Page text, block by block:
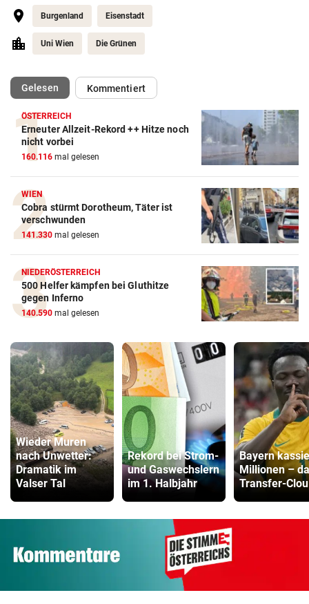
Burgenland Eisenstadt
Uni Wien Die Grünen
Gelesen(ausgewählt)Kommentiert
ÖSTERREICH
Erneuter Allzeit-Rekord ++ Hitze noch
nicht vorbei
160.116 mal gelesen
WIEN
Cobra stürmt Dorotheum, Täter ist
verschwunden
141.330 mal gelesen
NIEDERÖSTERREICH
500 Helfer kämpfen bei Gluthitze
gegen Inferno
140.590 mal gelesen
Wieder Muren
nach Unwetter:
Dramatik im
Valser Tal
Rekord bei Strom-
und Gaswechslern
im 1. Halbjahr
Bayern
Millionen –
Transfer-Clou